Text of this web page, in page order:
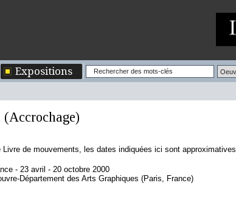
Expositions
de mouvements, les dates indiquées ici sont approximatives
- 23 avril - 20 octobre 2000
Département des Arts Graphiques (Paris, France)